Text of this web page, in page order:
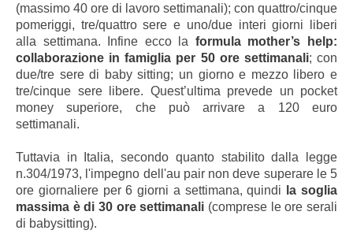
(massimo 40 ore di lavoro settimanali); con quattro/cinque
pomeriggi, tre/quattro sere e uno/due interi giorni liberi
alla settimana. Infine ecco la formula mother’s help:
collaborazione in famiglia per 50 ore settimanali; con
due/tre sere di baby sitting; un giorno e mezzo libero e
tre/cinque sere libere. Quest’ultima prevede un pocket
money superiore, che può arrivare a 120 euro
settimanali.
Tuttavia in Italia, secondo quanto stabilito dalla legge
n.304/1973, l'impegno dell'au pair non deve superare le 5
ore giornaliere per 6 giorni a settimana, quindi
la soglia
massima è di 30 ore settimanali (comprese le ore serali
di babysitting).